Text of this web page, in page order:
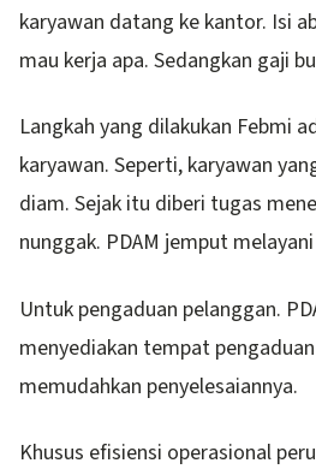
karyawan datang ke kantor. Isi
mau kerja apa. Sedangkan gaji
Langkah yang dilakukan Febmi
karyawan. Seperti, karyawan
diam. Sejak itu diberi tugas
nunggak. PDAM jemput
Untuk pengaduan pelanggan.
menyediakan tempat
memudahkan penyelesaiannya.
Khusus efisiensi operasional